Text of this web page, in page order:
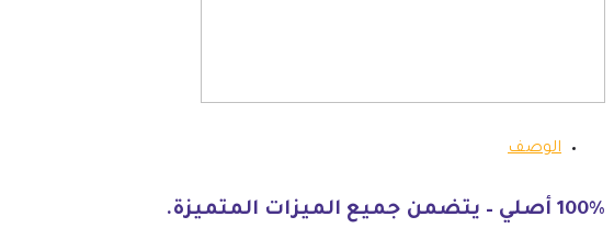
الوصف
100% أصلي – يتضمن جميع الميزات المتميزة.